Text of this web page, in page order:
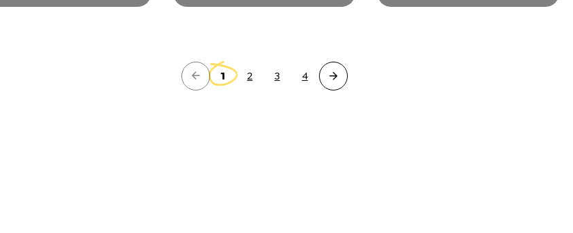
D'UN
ADAPTÉES (5 À 12
ANS)
MINEURS NON
1 2 3 4